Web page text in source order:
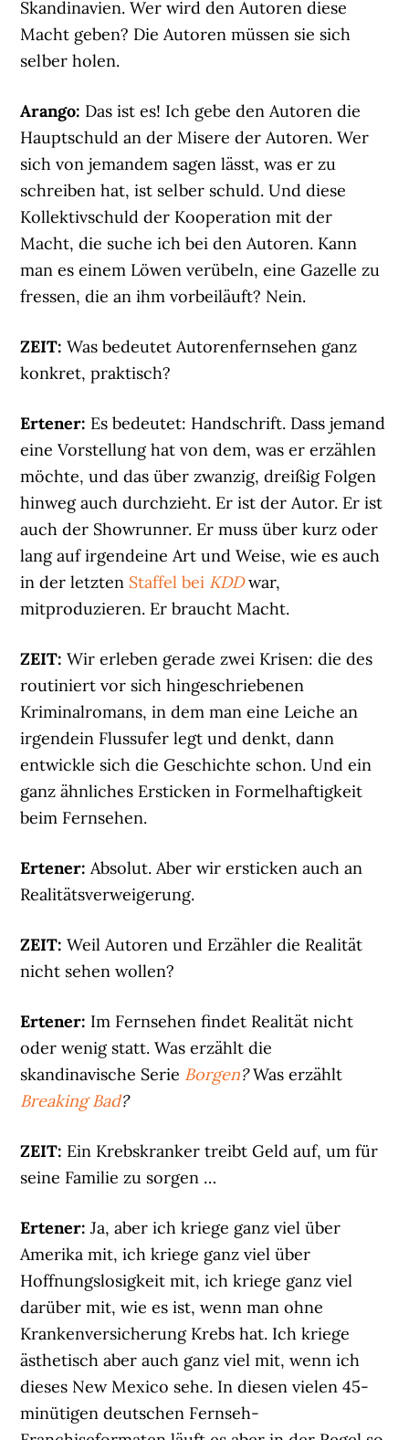
Skandinavien. Wer wird den Autoren diese
Macht geben? Die Autoren müssen sie sich
selber holen.
Arango: Das ist es! Ich gebe den Autoren die
Hauptschuld an der Misere der Autoren. Wer
sich von jemandem sagen lässt, was er zu
schreiben hat, ist selber schuld. Und diese
Kollektivschuld der Kooperation mit der
Macht, die suche ich bei den Autoren. Kann
man es einem Löwen verübeln, eine Gazelle zu
fressen, die an ihm vorbeiläuft? Nein.
ZEIT: Was bedeutet Autorenfernsehen ganz
konkret, praktisch?
Ertener: Es bedeutet: Handschrift. Dass jemand
eine Vorstellung hat von dem, was er erzählen
möchte, und das über zwanzig, dreißig Folgen
hinweg auch durchzieht. Er ist der Autor. Er ist
auch der Showrunner. Er muss über kurz oder
lang auf irgendeine Art und Weise, wie es auch
in der letzten Staffel bei KDDwar,
mitproduzieren. Er braucht Macht.
ZEIT: Wir erleben gerade zwei Krisen: die des
routiniert vor sich hingeschriebenen
Kriminalromans, in dem man eine Leiche an
irgendein Flussufer legt und denkt, dann
entwickle sich die Geschichte schon. Und ein
ganz ähnliches Ersticken in Formelhaftigkeit
beim Fernsehen.
Ertener: Absolut. Aber wir ersticken auch an
Realitätsverweigerung.
ZEIT: Weil Autoren und Erzähler die Realität
nicht sehen wollen?
Ertener: Im Fernsehen findet Realität nicht
oder wenig statt. Was erzählt die
skandinavische Serie Borgen?Was erzählt
Breaking Bad?
ZEIT: Ein Krebskranker treibt Geld auf, um für
seine Familie zu sorgen …
Ertener: Ja, aber ich kriege ganz viel über
Amerika mit, ich kriege ganz viel über
Hoffnungslosigkeit mit, ich kriege ganz viel
darüber mit, wie es ist, wenn man ohne
Krankenversicherung Krebs hat. Ich kriege
ästhetisch aber auch ganz viel mit, wenn ich
dieses New Mexico sehe. In diesen vielen 45-
minütigen deutschen Fernseh-